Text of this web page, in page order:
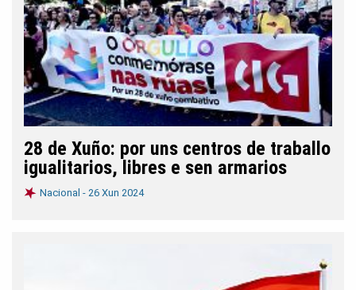
28 de Xuño: por uns centros de traballo
igualitarios, libres e sen armarios
Nacional - 26 Xun 2024